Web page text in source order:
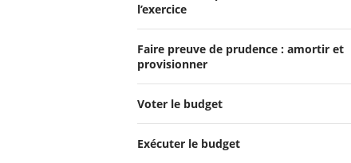
l’exercice
Faire preuve de prudence : amortir et
provisionner
Voter le budget
Exécuter le budget